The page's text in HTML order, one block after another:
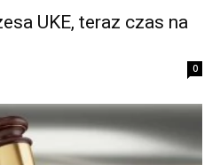
UKE, teraz czas na
0